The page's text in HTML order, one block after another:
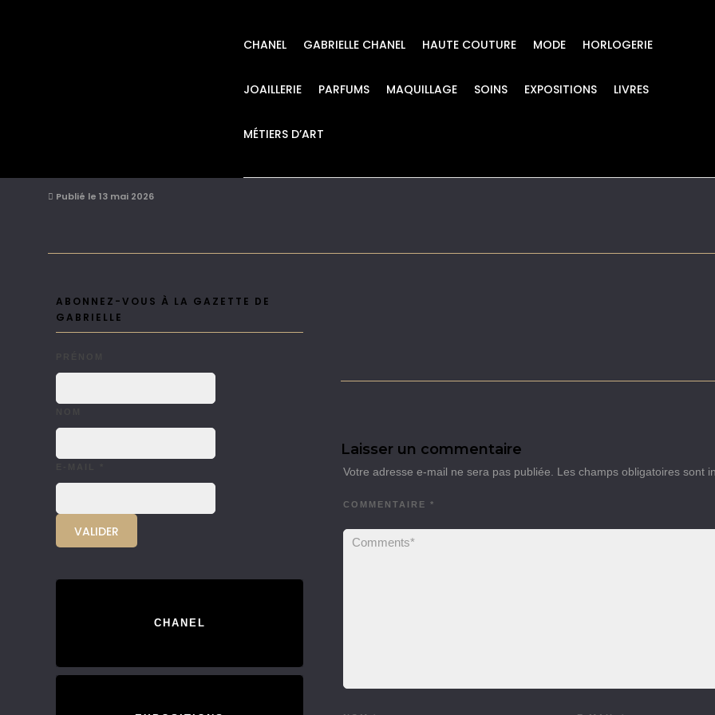
CHANEL GABRIELLE CHANEL HAUTE COUTURE MODE HORLOGERIE
JOAILLERIE PARFUMS MAQUILLAGE SOINS EXPOSITIONS LIVRES
MÉTIERS D’ART
Publié le 13 mai 2026
Laisser un commentaire
Votre adresse e-mail ne sera pas publiée. Les champs obligatoires sont
COMMENTAIRE *
ABONNEZ-VOUS À LA GAZETTE DE
GABRIELLE
CHANEL